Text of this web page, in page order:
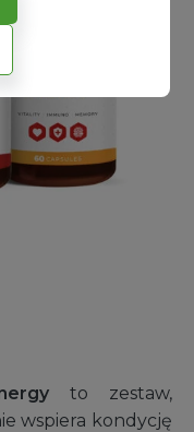
to zestaw,
wspiera kondycję